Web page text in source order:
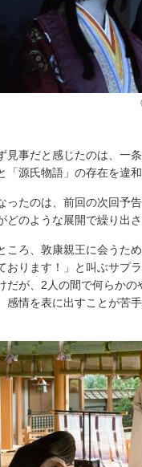
事だと感じたのは、一
「源氏物語」の存在を違
たのは、前回の次回予
どのような展開で繰り出
ろ、敦康親王に会うた
おります！」と叫ぶサプ
だが、2人の間で何らか
感情を表に出すことが苦